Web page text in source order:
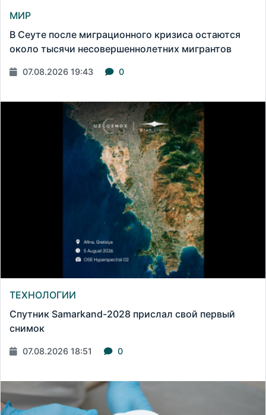
МИР
В Сеуте после миграционного кризиса остаются
около тысячи несовершеннолетних мигрантов
07.08.2026 19:43 0
ТЕХНОЛОГИИ
Спутник Samarkand-2028 прислал свой первый
снимок
07.08.2026 18:51 0